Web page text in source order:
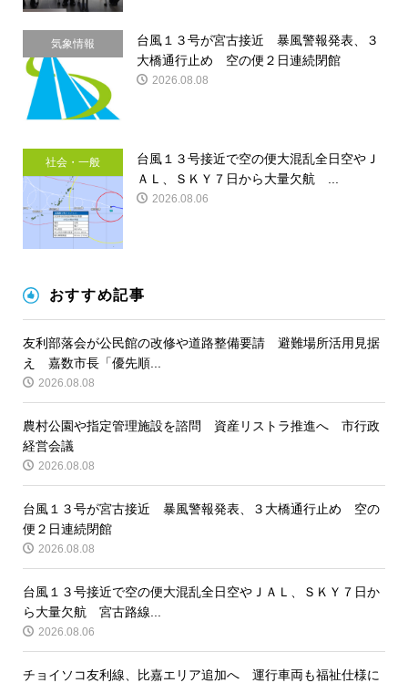
気象情報
台風１３号が宮古接近 暴風警報発表、３
大橋通行止め 空の便２日連続閉館
2026.08.08
社会・一般
台風１３号接近で空の便大混乱全日空やＪ
ＡＬ、ＳＫＹ７日から大量欠航 ...
2026.08.06
おすすめ記事
友利部落会が公民館の改修や道路整備要請 避難場所活用見据
え 嘉数市長「優先順...
2026.08.08
農村公園や指定管理施設を諮問 資産リストラ推進へ 市行政
経営会議
2026.08.08
台風１３号が宮古接近 暴風警報発表、３大橋通行止め 空の
便２日連続閉館
2026.08.08
台風１３号接近で空の便大混乱全日空やＪＡＬ、ＳＫＹ７日か
ら大量欠航 宮古路線...
2026.08.06
チョイソコ友利線、比嘉エリア追加へ 運行車両も福祉仕様に